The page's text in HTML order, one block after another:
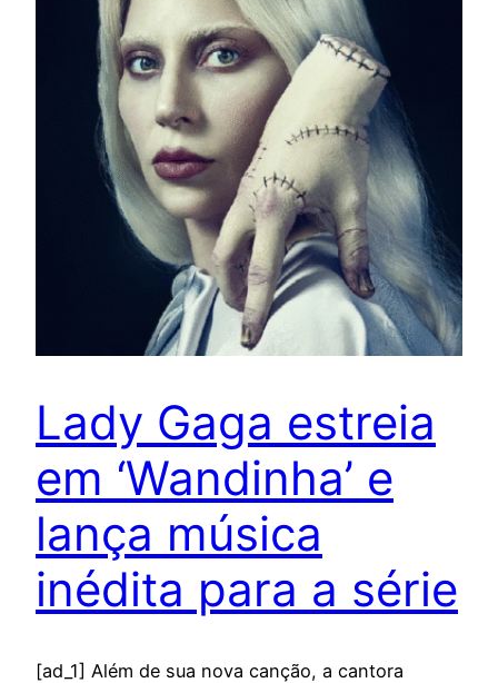
Lady Gaga estreia
em ‘Wandinha’ e
lança música
inédita para a série
[ad_1] Além de sua nova canção, a cantora